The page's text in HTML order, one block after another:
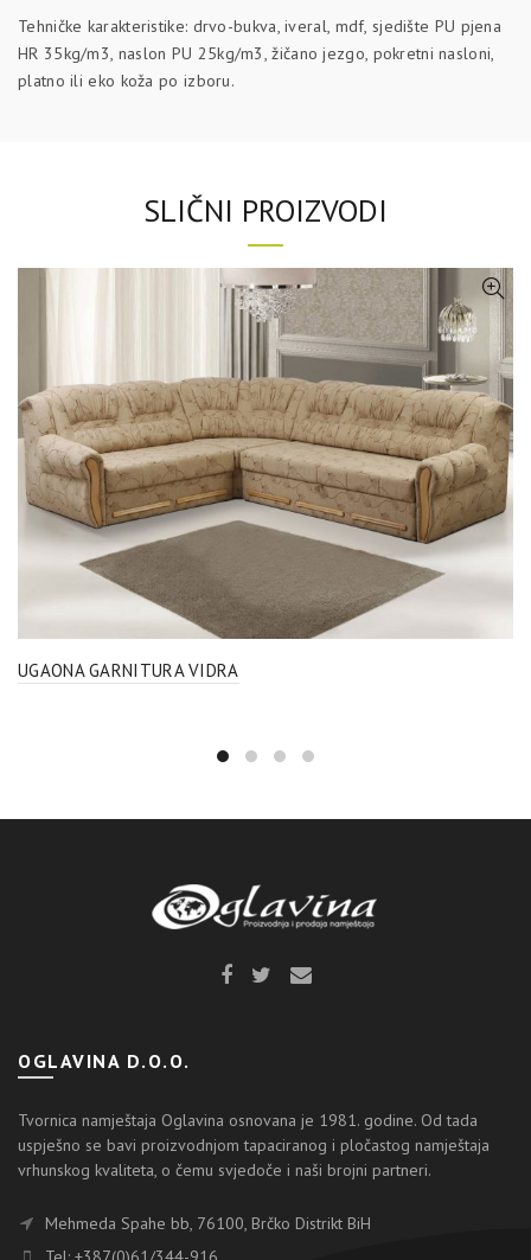
Tehničke karakteristike: drvo-bukva, iveral, mdf, sjedište PU pjena
HR 35kg/m3, naslon PU 25kg/m3, žičano jezgo, pokretni nasloni,
platno ili eko koža po izboru.
SLIČNI PROIZVODI
UGAONA GARNITURA VIDRA
OGLAVINA D.O.O.
Tvornica namještaja Oglavina osnovana je 1981. godine. Od tada
uspješno se bavi proizvodnjom tapaciranog i pločastog namještaja
vrhunskog kvaliteta, o čemu svjedoče i naši brojni partneri.
Mehmeda Spahe bb, 76100, Brčko Distrikt BiH